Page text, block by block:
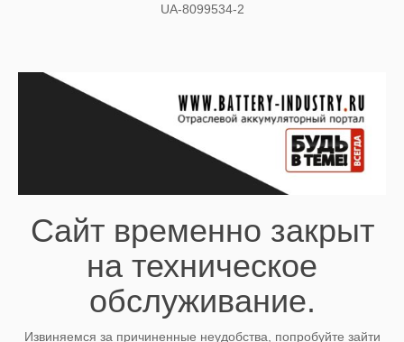
UA-8099534-2
Сайт временно закрыт
на техническое
обслуживание.
Извиняемся за причиненные неудобства, попробуйте зайти